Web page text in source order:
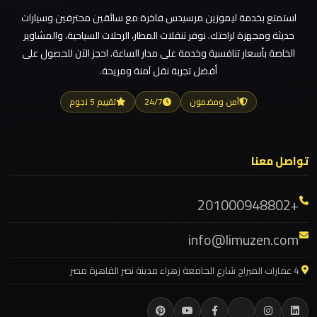
ليموزين مطار العلمين
ليموزين مطار العالمين
ليموزين مطار العاصمة الادارية
ليموزين مطار اكتوبر
ليموزين مرسيدس ايجار بالسائق فى مصر
ليموزين مرسي مطروح
ليموزين مرسي علم
ليموزين مدينتي
ليموزين مايو
ليموزين
مطار
مطار
العلمين
مطار
ليموزين
استمتع بخدمة ليموزين مرسيدس فاخرة مع سائقين محترفين وسيارات
حديثة ومجهزة لراحتك. نوفر تنقلات المطار، الرحلات السياحية، والمشاوير
الخاصة بأسعار تنافسية وخدمة على مدار الساعة. احجز الآن للحصول على
أفضل تجربة نقل آمنة ومريحة.
آمن ومضمون 24/7 تقييم 5 نجوم
تواصل معنا
+201000948802
info@limuzen.com
4 عمارات الميراج شارع الجامعة زهراء مدينة نصر القاهرة مصر